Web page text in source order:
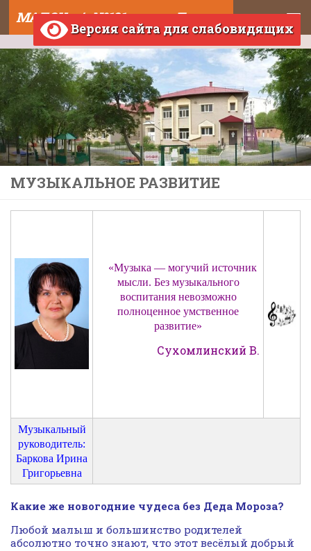
Skip to content МАДОУ д/с №121 города Тюмени
Версия сайта для слабовидящих
МУЗЫКАЛЬНОЕ РАЗВИТИЕ
«Музыка — могучий источник
мысли. Без музыкального
воспитания невозможно
полноценное умственное
развитие»
Сухомлинский В.
Музыкальный
руководитель:
Баркова Ирина
Григорьевна
Какие же новогодние чудеса без Деда Мороза?
Любой малыш и большинство родителей
абсолютно точно знают, что этот весёлый добрый